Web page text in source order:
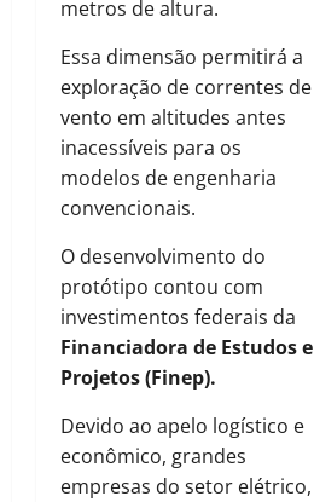
metros de altura.
Essa dimensão permitirá a
exploração de correntes de
vento em altitudes antes
inacessíveis para os
modelos de engenharia
convencionais.
O desenvolvimento do
protótipo contou com
investimentos federais da
Financiadora de Estudos e
Projetos (Finep).
Devido ao apelo logístico e
econômico, grandes
empresas do setor elétrico,